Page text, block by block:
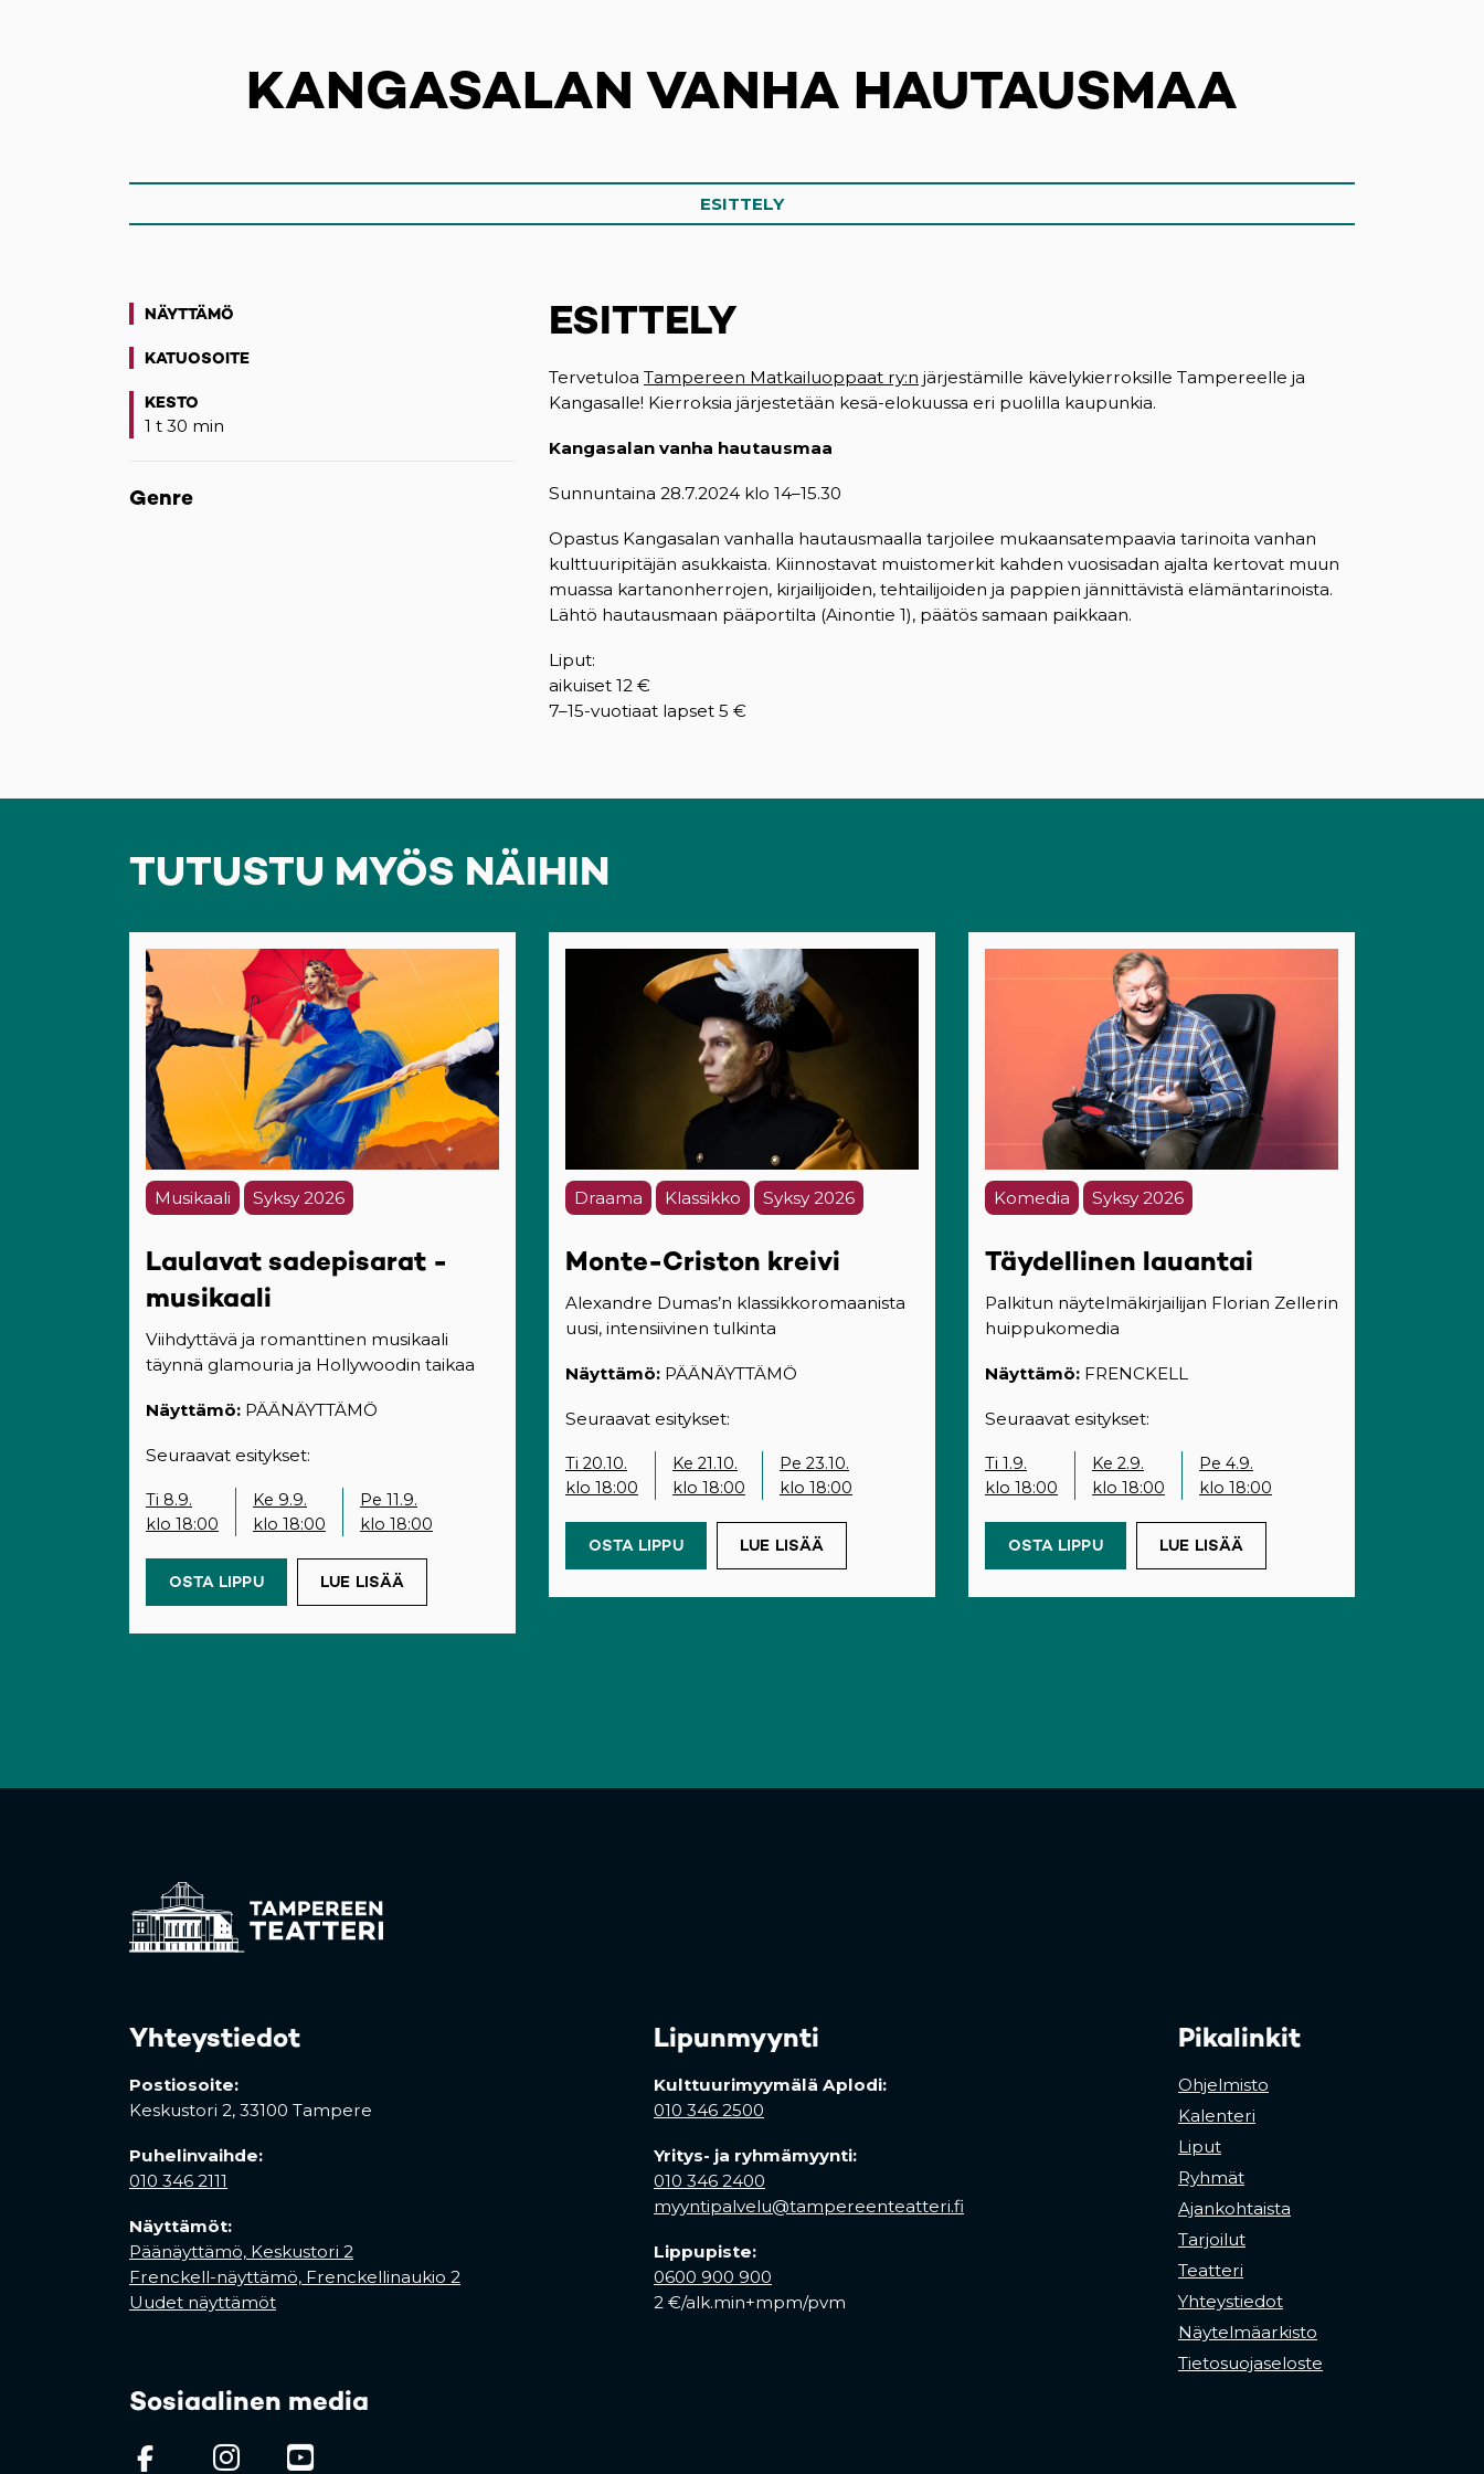
KANGASALAN VANHA HAUTAUSMAA
ESITTELY
NÄYTTÄMÖ
KATUOSOITE
KESTO
1 t 30 min
Genre
ESITTELY
Tervetuloa Tampereen Matkailuoppaat ry:n järjestämille kävelykierroksille Tampereelle ja
Kangasalle! Kierroksia järjestetään kesä-elokuussa eri puolilla kaupunkia.
Kangasalan vanha hautausmaa
Sunnuntaina 28.7.2024 klo 14–15.30
Opastus Kangasalan vanhalla hautausmaalla tarjoilee mukaansatempaavia tarinoita vanhan
kulttuuripitäjän asukkaista. Kiinnostavat muistomerkit kahden vuosisadan ajalta kertovat muun
muassa kartanonherrojen, kirjailijoiden, tehtailijoiden ja pappien jännittävistä elämäntarinoista.
Lähtö hautausmaan pääportilta (Ainontie 1), päätös samaan paikkaan.
Liput:
aikuiset 12 €
7–15-vuotiaat lapset 5 €
TUTUSTU MYÖS NÄIHIN
Musikaali Syksy 2026
Laulavat sadepisarat -
musikaali
Viihdyttävä ja romanttinen musikaali
täynnä glamouria ja Hollywoodin taikaa
Näyttämö: PÄÄNÄYTTÄMÖ
Seuraavat esitykset:
Ti 8.9.
klo 18:00
Ke 9.9.
klo 18:00
Pe 11.9.
klo 18:00
OSTA LIPPU(OPENS IN A NEW TAB)
LUE LISÄÄ
Draama Klassikko Syksy 2026
Monte-Criston kreivi
Alexandre Dumas’n klassikkoromaanista
uusi, intensiivinen tulkinta
Näyttämö: PÄÄNÄYTTÄMÖ
Seuraavat esitykset:
Ti 20.10.
klo 18:00
Ke 21.10.
klo 18:00
Pe 23.10.
klo 18:00
OSTA LIPPU(OPENS IN A NEW TAB)
LUE LISÄÄ
Komedia Syksy 2026
Täydellinen lauantai
Palkitun näytelmäkirjailijan Florian Zellerin
huippukomedia
Näyttämö: FRENCKELL
Seuraavat esitykset:
Ti 1.9.
klo 18:00
Ke 2.9.
klo 18:00
Pe 4.9.
klo 18:00
OSTA LIPPU(OPENS IN A NEW TAB)
LUE LISÄÄ
Yhteystiedot
Postiosoite:
Keskustori 2, 33100 Tampere
Puhelinvaihde:
010 346 2111
Näyttämöt:
Päänäyttämö, Keskustori 2
Frenckell-näyttämö, Frenckellinaukio 2
Uudet näyttämöt
Sosiaalinen media
(opens in a new tab)
(opens in a new tab)
Lipunmyynti
Kulttuurimyymälä Aplodi:
010 346 2500
Yritys- ja ryhmämyynti:
010 346 2400
myyntipalvelu@tampereenteatteri.fi
Lippupiste:
0600 900 900
2 €/alk.min+mpm/pvm
Pikalinkit
Ohjelmisto
Kalenteri
Liput
Ryhmät
Ajankohtaista
Tarjoilut
Teatteri
Yhteystiedot
Näytelmäarkisto
Tietosuojaseloste